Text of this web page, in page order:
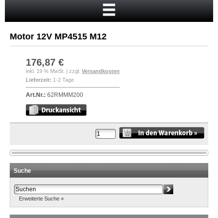
Neukunde?
Kasse
Anmelden
Motor 12V MP4515 M12
176,87 €
inkl. 19 % MwSt. | zzgl. Versandkosten
Lieferzeit: 1-2 Tage
Art.Nr.: 62RMMM200
Suche
Erweiterte Suche »